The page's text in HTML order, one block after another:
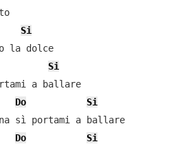
Si
le valige ed ho baciato la dolce
Si
a ballare
Do
Si
sì portami a ballare
Do
Si